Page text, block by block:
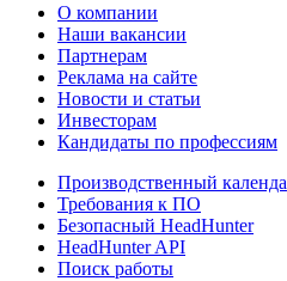
О компании
Наши вакансии
Партнерам
Реклама на сайте
Новости и статьи
Инвесторам
Кандидаты по профессиям
Производственный
Требования к ПО
Безопасный HeadHunter
HeadHunter API
Поиск работы